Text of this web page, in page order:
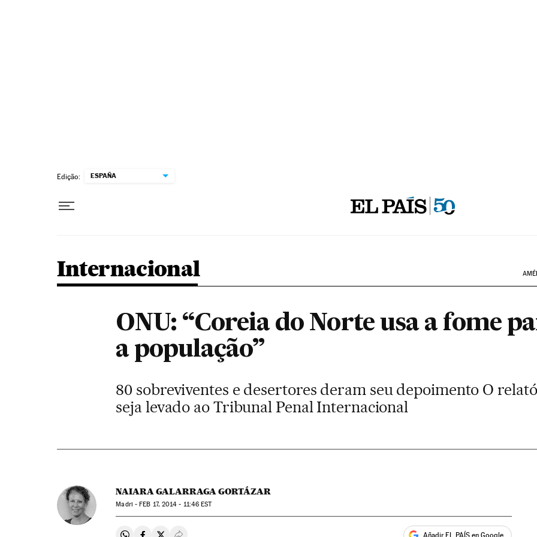
Edição: ESPAÑA
Internacional
ONU: “Coreia do Norte usa a fome
a população”
80 sobreviventes e desertores deram seu depoimento O
seja levado ao Tribunal Penal Internacional
NAIARA GALARRAGA GORTÁZAR
Madri -FEB 17, 2014 - 11:46 EST
Añadir EL PAÍS en Google